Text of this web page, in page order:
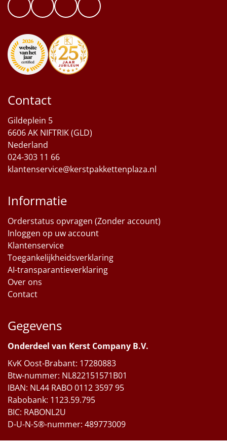
Contact
Gildeplein 5
6606 AK NIFTRIK (GLD)
Nederland
024-303 11 66
klantenservice@kerstpakkettenplaza.nl
Informatie
Orderstatus opvragen (Zonder account)
Inloggen op uw account
Klantenservice
Toegankelijkheidsverklaring
AI-transparantieverklaring
Over ons
Contact
Gegevens
Onderdeel van Kerst Company B.V.
KvK Oost-Brabant: 17280883
Btw-nummer: NL822151571B01
IBAN: NL44 RABO 0112 3597 95
Rabobank: 1123.59.795
BIC: RABONL2U
D-U-N-S®-nummer: 489773009